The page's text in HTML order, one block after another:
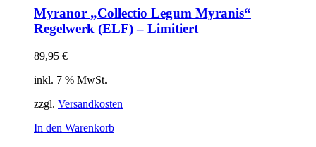
Myranor „Collectio Legum Myranis“
Regelwerk (ELF) – Limitiert
89,95 €
inkl. 7 % MwSt.
zzgl. Versandkosten
In den Warenkorb